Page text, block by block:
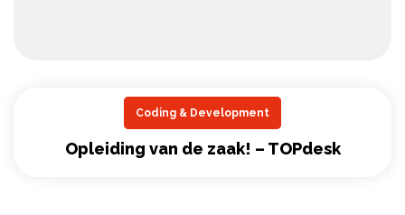
Coding & Development
Opleiding van de zaak! – TOPdesk